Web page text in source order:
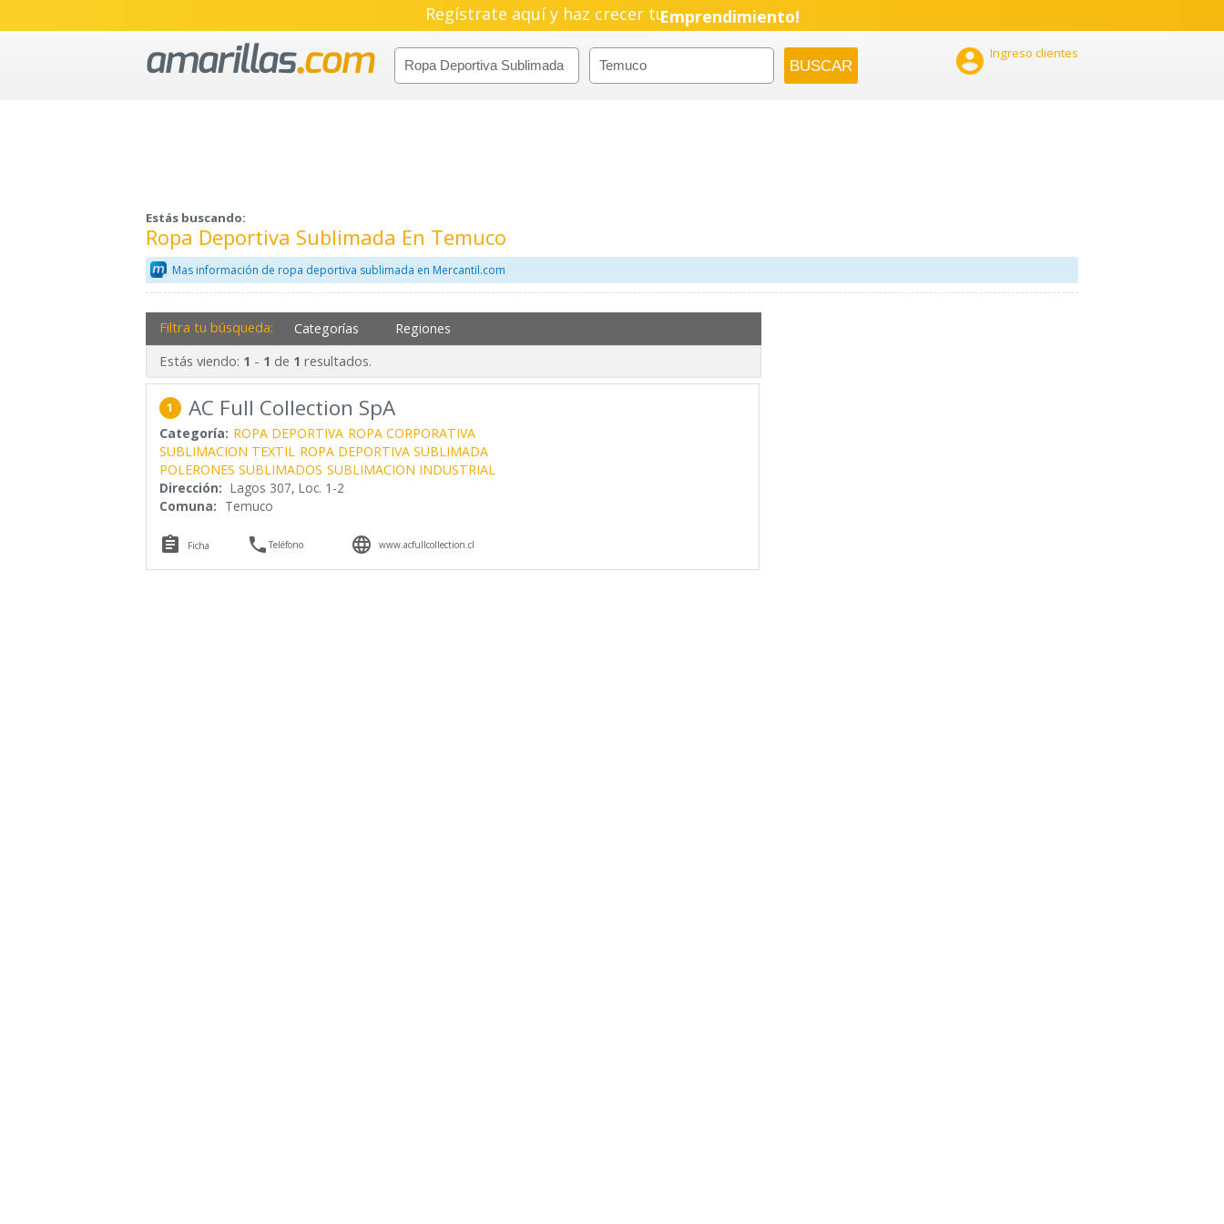
Regístrate aquí y haz crecer tuEmprendimiento!
 Ingreso clientes
Estás buscando:
Ropa Deportiva Sublimada En Temuco
Mas información de ropa deportiva sublimada en Mercantil.com
Filtra tu búsqueda: Categorías Regiones
Estás viendo: 1 - 1 de 1 resultados.
1 AC Full Collection SpA
Categoría: ROPA DEPORTIVA ROPA CORPORATIVA
SUBLIMACION TEXTIL ROPA DEPORTIVA SUBLIMADA
POLERONES SUBLIMADOS SUBLIMACION INDUSTRIAL
Dirección: Lagos 307, Loc. 1-2
Comuna: Temuco
 Ficha Teléfono  www.acfullcollection.cl